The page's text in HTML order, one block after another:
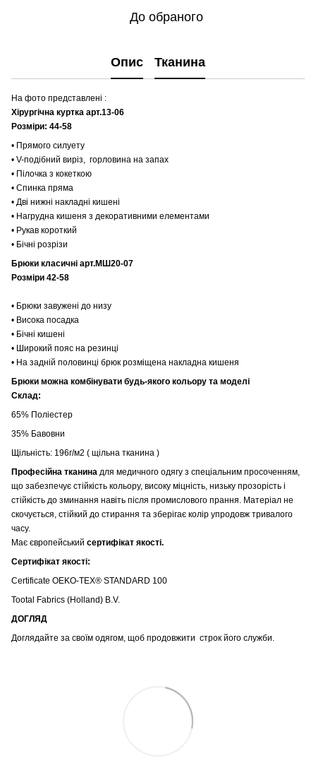
До обраного
Опис Тканина
На фото представлені :
Хірургічна куртка арт.13-06
Розміри: 44-58
• Прямого силуету
• V-подібний виріз, горловина на запах
• Пілочка з кокеткою
• Спинка пряма
• Дві нижні накладні кишені
• Нагрудна кишеня з декоративними елементами
• Рукав короткий
• Бічні розрізи
Брюки класичні арт.МШ20-07
Розміри 42-58
• Брюки завужені до низу
• Висока посадка
• Бічні кишені
• Широкий пояс на резинці
• На задній половинці брюк розміщена накладна кишеня
Брюки можна комбінувати будь-якого кольору та моделі
Склад:
65% Поліестер
35% Бавовни
Щільність: 196г/м2 ( щільна тканина )
Професійна тканина для медичного одягу з спеціальним просоченням,
що забезпечує стійкість кольору, високу міцність, низьку прозорість і
стійкість до зминання навіть після промислового прання. Матеріал не
скочується, стійкий до стирання та зберігає колір упродовж тривалого
часу.
Має європейський сертифікат якості.
Сертифікат якості:
Certificate OEKO-TEX® STANDARD 100
Tootal Fabrics (Holland) B.V.
ДОГЛЯД
Доглядайте за своїм одягом, щоб продовжити строк його служби.